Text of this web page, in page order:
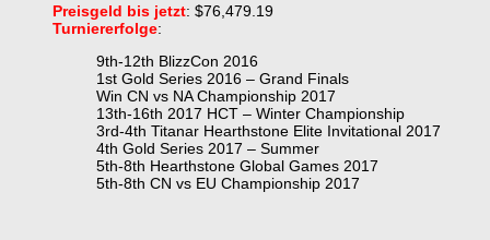
Preisgeld bis jetzt: $76,479.19
Turniererfolge:
9th-12th BlizzCon 2016
1st Gold Series 2016 – Grand Finals
Win CN vs NA Championship 2017
13th-16th 2017 HCT – Winter Championship
3rd-4th Titanar Hearthstone Elite Invitational 2017
4th Gold Series 2017 – Summer
5th-8th Hearthstone Global Games 2017
5th-8th CN vs EU Championship 2017